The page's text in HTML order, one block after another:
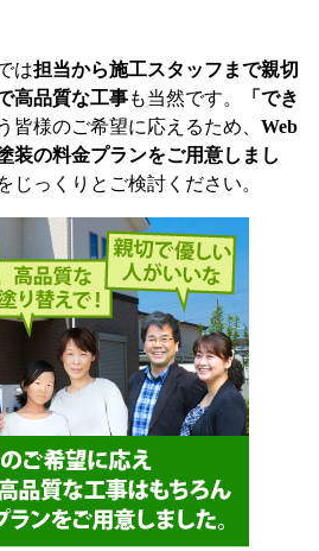
は担当から施工スタッフまで親切
高品質な工事も当然です。
「でき
皆様のご希望に応えるため、 Web
装の料金プランをご用意しまし
じっくりとご検討ください。